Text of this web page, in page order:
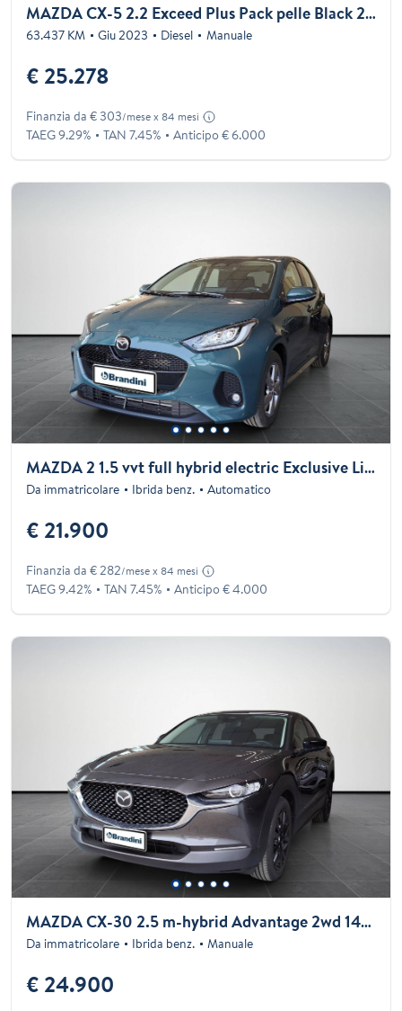
MAZDA CX-5 2.2 Exceed Plus Pack pelle Black 2wd 150cv
63.437 KM Giu 2023 Diesel Manuale
€ 25.278
Finanzia da € 303/mese x 84 mesi
TAEG 9.29% TAN 7.45% Anticipo € 6.000
MAZDA 2 1.5 vvt full hybrid electric Exclusive Line e-cvt
Da immatricolare Ibrida benz. Automatico
€ 21.900
Finanzia da € 282/mese x 84 mesi
TAEG 9.42% TAN 7.45% Anticipo € 4.000
MAZDA CX-30 2.5 m-hybrid Advantage 2wd 140cv 6mt
Da immatricolare Ibrida benz. Manuale
€ 24.900